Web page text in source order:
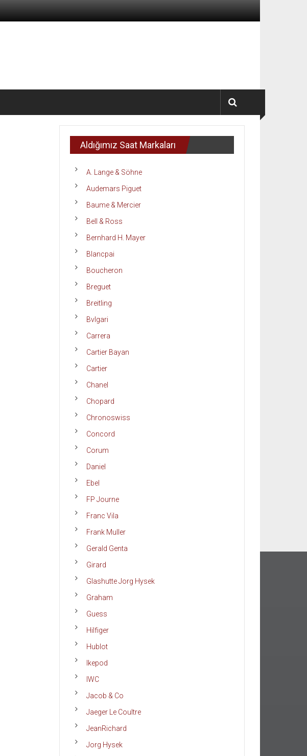
Aldığımız Saat Markaları
A. Lange & Söhne
Audemars Piguet
Baume & Mercier
Bell & Ross
Bernhard H. Mayer
Blancpai
Boucheron
Breguet
Breitling
Bvlgari
Carrera
Cartier Bayan
Cartier
Chanel
Chopard
Chronoswiss
Concord
Corum
Daniel
Ebel
FP Journe
Franc Vila
Frank Muller
Gerald Genta
Girard
Glashutte Jorg Hysek
Graham
Guess
Hilfiger
Hublot
Ikepod
IWC
Jacob & Co
Jaeger Le Coultre
JeanRichard
Jorg Hysek